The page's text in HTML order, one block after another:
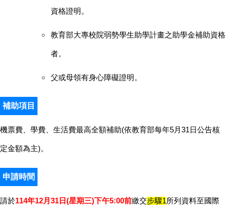
資格證明。
教育部大專校院弱勢學生助學計畫之助學金補助資格
者。
父或母領有身心障礙證明。
補助項目
機票費、學費、生活費最高全額補助(依教育部每年5月31日公告核
定金額為主)。
申請時間
請於114年12月31日(星期三)下午5:00前繳交步驟1所列資料至國際